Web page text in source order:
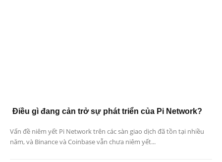
Điều gì đang cản trở sự phát triển của Pi Network?
Vấn đề niêm yết Pi Network trên các sàn giao dịch đã tồn tại nhiều
năm, và Binance và Coinbase vẫn chưa niêm yết...